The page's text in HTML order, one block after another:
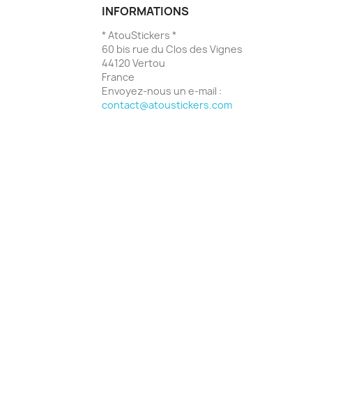
INFORMATIONS
* AtouStickers *
60 bis rue du Clos des Vignes
44120 Vertou
France
Envoyez-nous un e-mail :
contact@atoustickers.com